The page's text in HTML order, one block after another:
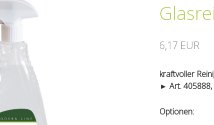
6,17 EUR
kraftvoller
► Art. 405888,
Optionen: